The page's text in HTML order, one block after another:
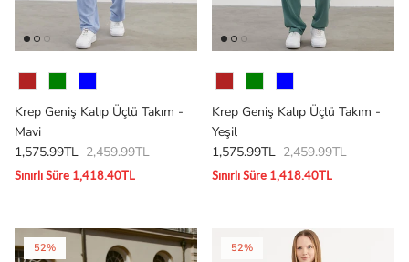
Renk
Krep Geniş Kalıp Üçlü Takım -
Mavi
1,575.99TL 2,459.99TL
Sınırlı Süre 1,418.40TL
Renk
Krep Geniş Kalıp Üçlü Takım -
Yeşil
1,575.99TL 2,459.99TL
Sınırlı Süre 1,418.40TL
52% 52%